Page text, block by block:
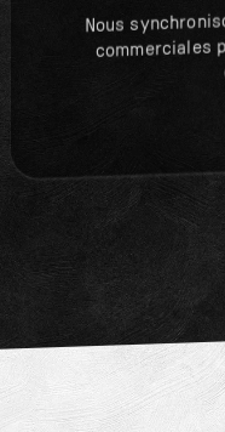
Nous
commerciales